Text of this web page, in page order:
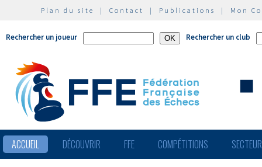
Plan du site | Contact | Publications | Mon
Rechercher un joueur Rechercher un club
ACCUEIL DÉCOUVRIR FFE COMPÉTITIONS